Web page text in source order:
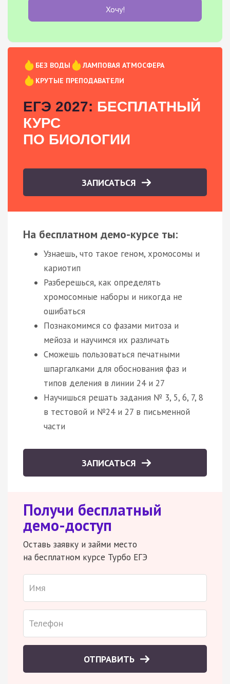
Хочу!
БЕЗ ВОДЫ
ЛАМПОВАЯ АТМОСФЕРА
КРУТЫЕ ПРЕПОДАВАТЕЛИ
ЕГЭ 2027: БЕСПЛАТНЫЙ
КУРС
ПО БИОЛОГИИ
ЗАПИСАТЬСЯ
На бесплатном демо-курсе ты:
Узнаешь, что такое геном, хромосомы и
кариотип
Разберешься, как определять
хромосомные наборы и никогда не
ошибаться
Познакомимся со фазами митоза и
мейоза и научимся их различать
Сможешь пользоваться печатными
шпаргалками для обоснования фаз и
типов деления в линии 24 и 27
Научишься решать задания № 3, 5, 6, 7, 8
в тестовой и №24 и 27 в письменной
части
ЗАПИСАТЬСЯ
Получи бесплатный
демо-доступ
Оставь заявку и займи место
на бесплатном курсе Турбо ЕГЭ
ОТПРАВИТЬ